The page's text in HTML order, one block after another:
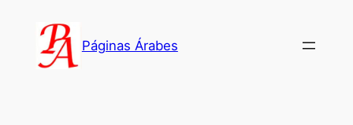
contenido
Páginas Árabes